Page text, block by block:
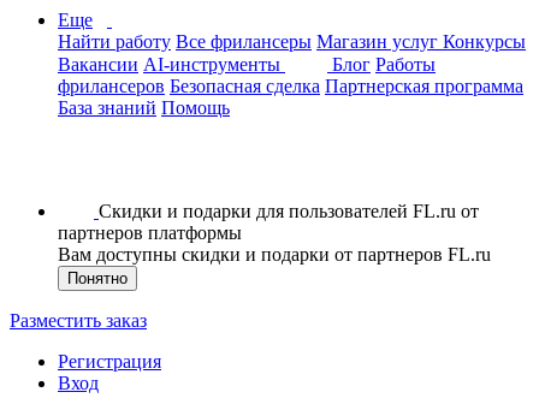
Еще
Найти работу Все фрилансеры Магазин услуг Конкурсы
Вакансии AI-инструменты Блог Работы
фрилансеров Безопасная сделка Партнерская программа
База знаний Помощь
Скидки и подарки для пользователей FL.ru от
партнеров платформы
Вам доступны скидки и подарки от партнеров FL.ru
Понятно
Разместить заказ
Регистрация
Вход